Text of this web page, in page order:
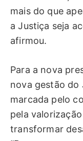
mais do que
a Justiça seja
afirmou.
Para a nova
nova gestão do
marcada pelo
pela
transformar